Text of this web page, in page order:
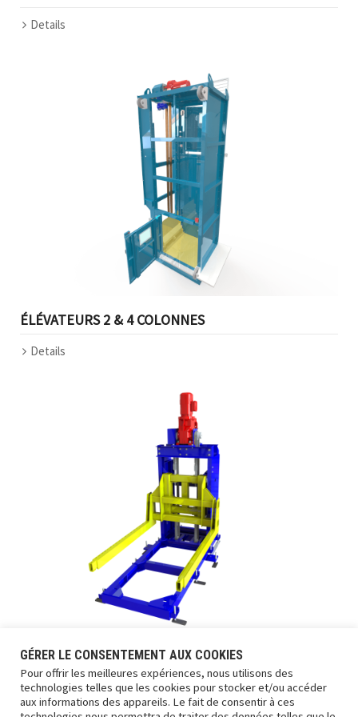
Details
ÉLÉVATEURS 2 & 4 COLONNES
Details
ÉLÉVATEURS TRANSITIQUE
Details
GÉRER LE CONSENTEMENT AUX COOKIES
Pour offrir les meilleures expériences, nous utilisons des
technologies telles que les cookies pour stocker et/ou accéder
aux informations des appareils. Le fait de consentir à ces